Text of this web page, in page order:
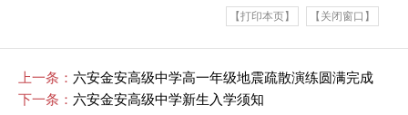
【打印本页】 【关闭窗口】
上一条： 六安金安高级中学高一年级地震疏散演练圆满完成
下一条： 六安金安高级中学新生入学须知